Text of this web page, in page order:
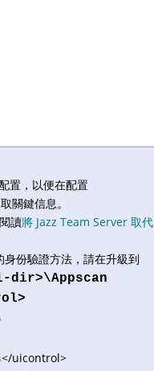
置，以便在配置
關鍵信息。
讀將 Jazz Team Server 取代
份驗證方法，請在升級到
</uicontrol>